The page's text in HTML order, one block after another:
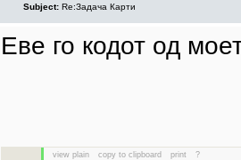
Subject: Re:Задача Карти
Еве го кодот од
view plain copy to clipboard print ?